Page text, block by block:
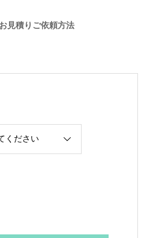
見積りご依頼方法